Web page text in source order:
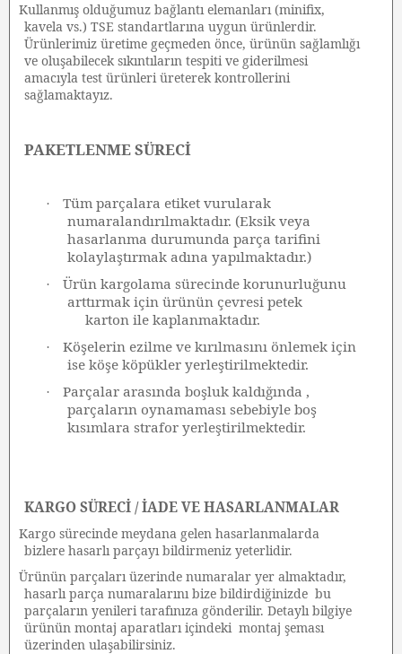
Kullanmış olduğumuz bağlantı elemanları (minifix,
kavela vs.) TSE standartlarına uygun ürünlerdir.
Ürünlerimiz üretime geçmeden önce, ürünün sağlamlığı
ve oluşabilecek sıkıntıların tespiti ve giderilmesi
amacıyla test ürünleri üreterek kontrollerini
sağlamaktayız.
PAKETLENME SÜRECİ
·
Tüm parçalara etiket vurularak
numaralandırılmaktadır. (Eksik veya
hasarlanma durumunda parça tarifini
kolaylaştırmak adına yapılmaktadır.)
·
Ürün kargolama sürecinde korunurluğunu
arttırmak için ürünün çevresi petek
karton ile kaplanmaktadır.
·
Köşelerin ezilme ve kırılmasını önlemek için
ise köşe köpükler yerleştirilmektedir.
·
Parçalar arasında boşluk kaldığında ,
parçaların oynamaması sebebiyle boş
kısımlara strafor yerleştirilmektedir.
KARGO SÜRECİ / İADE VE HASARLANMALAR
Kargo sürecinde meydana gelen hasarlanmalarda
bizlere hasarlı parçayı bildirmeniz yeterlidir.
Ürünün parçaları üzerinde numaralar yer almaktadır,
hasarlı parça numaralarını bize bildirdiğinizde bu
parçaların yenileri tarafınıza gönderilir. Detaylı bilgiye
ürünün montaj aparatları içindeki montaj şeması
üzerinden ulaşabilirsiniz.